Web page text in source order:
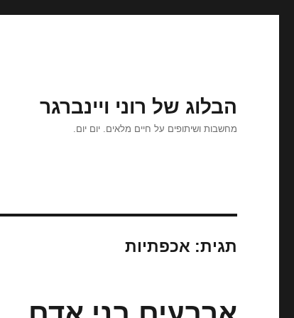
הבלוג של רוני ויינברגר
מחשבות ושיתופים על חיים מלאים. יום יום.
תגית: אכפתיות